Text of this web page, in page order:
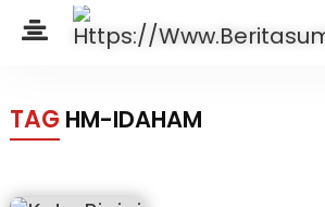
TAG HM-IDAHAM